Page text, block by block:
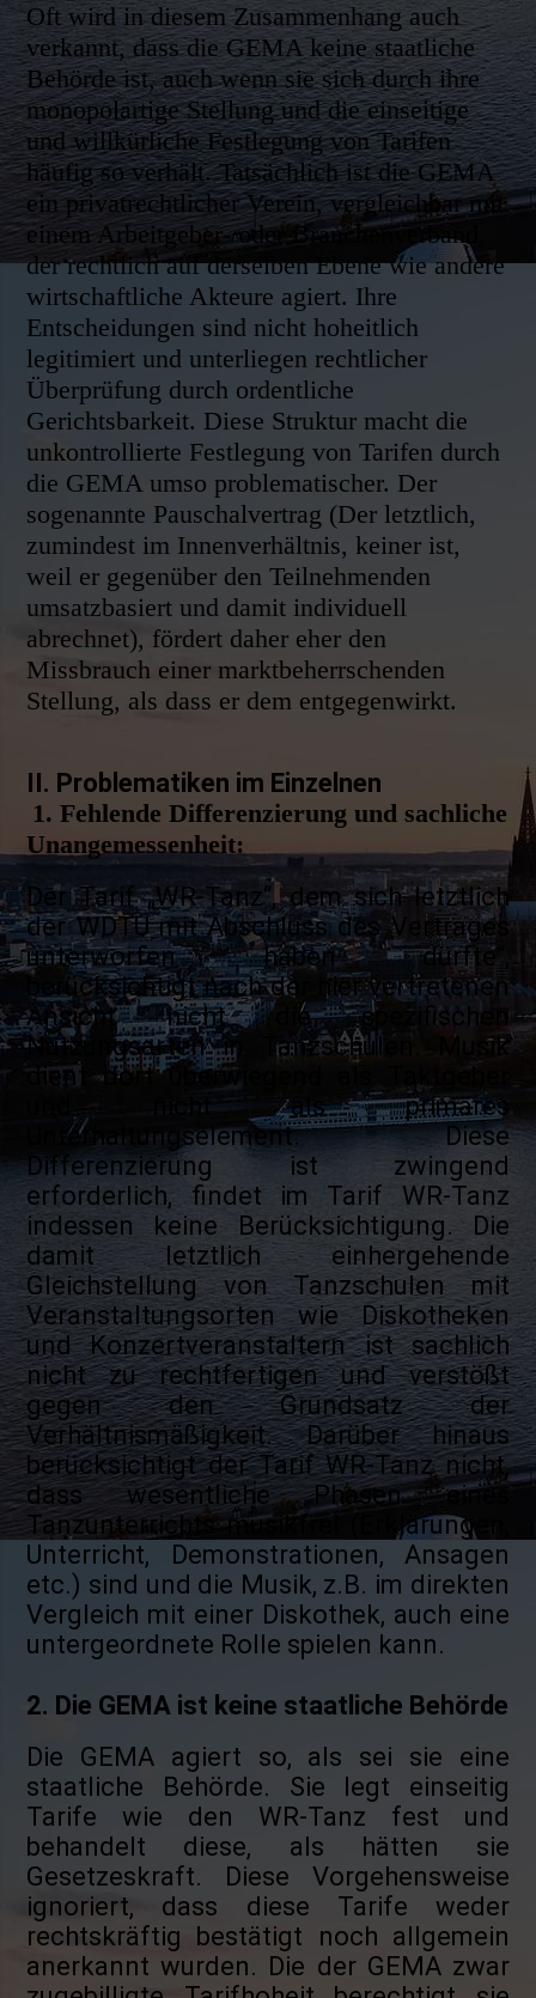
Oft wird in diesem Zusammenhang auch
verkannt, dass die GEMA keine staatliche
Behörde ist, auch wenn sie sich durch ihre
monopolartige Stellung und die einseitige
und willkürliche Festlegung von Tarifen
häufig so verhält. Tatsächlich ist die GEMA
ein privatrechtlicher Verein, vergleichbar mit
einem Arbeitgeber- oder Branchenverband,
der rechtlich auf derselben Ebene wie andere
wirtschaftliche Akteure agiert. Ihre
Entscheidungen sind nicht hoheitlich
legitimiert und unterliegen rechtlicher
Überprüfung durch ordentliche
Gerichtsbarkeit. Diese Struktur macht die
unkontrollierte Festlegung von Tarifen durch
die GEMA umso problematischer. Der
sogenannte Pauschalvertrag (Der letztlich,
zumindest im Innenverhältnis, keiner ist,
weil er gegenüber den Teilnehmenden
umsatzbasiert und damit individuell
abrechnet), fördert daher eher den
Missbrauch einer marktbeherrschenden
Stellung, als dass er dem entgegenwirkt.
II. Problematiken im Einzelnen
1. Fehlende Differenzierung und sachliche
Unangemessenheit:
Der Tarif „WR-Tanz“, dem sich letztlich
der WDTU mit Abschluss des Vertrages
unterworfen haben dürfte“,
berücksichtigt nach der hier vertretenen
Ansicht nicht die spezifischen
Nutzungsarten in Tanzschulen. Musik
dient dort überwiegend als Taktgeber
und nicht als primäres
Unterhaltungselement. Diese
Differenzierung ist zwingend
erforderlich, findet im Tarif WR-Tanz
indessen keine Berücksichtigung. Die
damit letztlich einhergehende
Gleichstellung von Tanzschulen mit
Veranstaltungsorten wie Diskotheken
und Konzertveranstaltern ist sachlich
nicht zu rechtfertigen und verstößt
gegen den Grundsatz der
Verhältnismäßigkeit. Darüber hinaus
berücksichtigt der Tarif WR-Tanz nicht,
dass wesentliche Phasen eines
Tanzunterrichts musikfrei (Erklärungen,
Unterricht, Demonstrationen, Ansagen
etc.) sind und die Musik, z.B. im direkten
Vergleich mit einer Diskothek, auch eine
untergeordnete Rolle spielen kann.
2. Die GEMA ist keine staatliche Behörde
Die GEMA agiert so, als sei sie eine
staatliche Behörde. Sie legt einseitig
Tarife wie den WR-Tanz fest und
behandelt diese, als hätten sie
Gesetzeskraft. Diese Vorgehensweise
ignoriert, dass diese Tarife weder
rechtskräftig bestätigt noch allgemein
anerkannt wurden. Die der GEMA zwar